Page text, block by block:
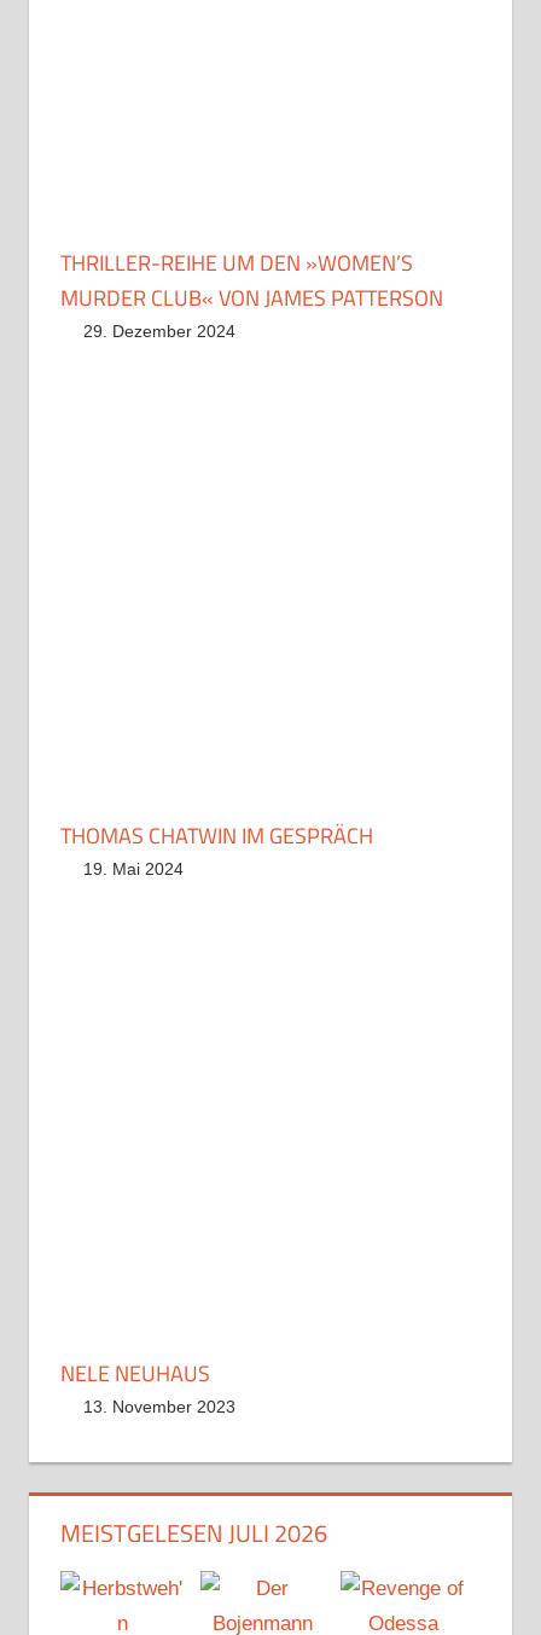
THRILLER-REIHE UM DEN »WOMEN’S
MURDER CLUB« VON JAMES PATTERSON
29. Dezember 2024
THOMAS CHATWIN IM GESPRÄCH
19. Mai 2024
NELE NEUHAUS
13. November 2023
MEISTGELESEN JULI 2026